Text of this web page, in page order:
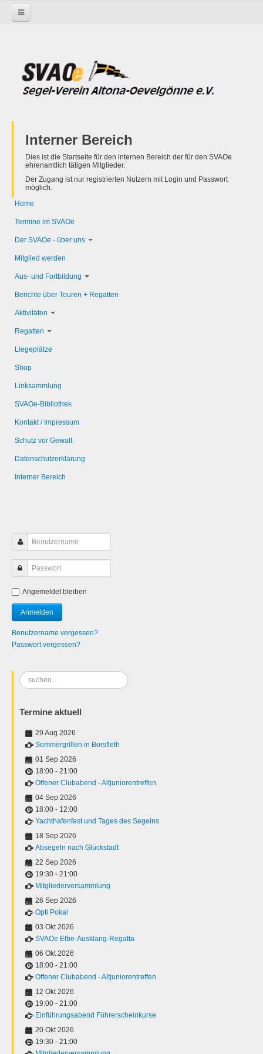
Interner Bereich
Dies ist die Startseite für den internen Bereich der für den SVAOe
ehrenamtlich tätigen Mitglieder.
Der Zugang ist nur registrierten Nutzern mit Login und Passwort
möglich.
Home
Termine im SVAOe
Der SVAOe - über uns
Mitglied werden
Aus- und Fortbildung
Berichte über Touren + Regatten
Aktivitäten
Regatten
Liegeplätze
Shop
Linksammlung
SVAOe-Bibliothek
Kontakt / Impressum
Schutz vor Gewalt
Datenschutzerklärung
Interner Bereich
Angemeldet bleiben
Benutzername vergessen?
Passwort vergessen?
Suchen
...
Termine aktuell
29 Aug 2026
Sommergrillen in Borsfleth
01 Sep 2026
18:00 - 21:00
Offener Clubabend - Altjuniorentreffen
04 Sep 2026
18:00 - 12:00
Yachthafenfest und Tages des Segelns
18 Sep 2026
Absegeln nach Glückstadt
22 Sep 2026
19:30 - 21:00
Mitgliederversammlung
26 Sep 2026
Opti Pokal
03 Okt 2026
SVAOe Elbe-Ausklang-Regatta
06 Okt 2026
18:00 - 21:00
Offener Clubabend - Altjuniorentreffen
12 Okt 2026
19:00 - 21:00
Einführungsabend Führerscheinkurse
20 Okt 2026
19:30 - 21:00